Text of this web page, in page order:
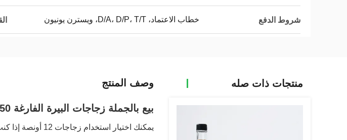
شروط الدفع خطاب الاعتماد، D/A، D/P، T/T، ويسترن يونيون
منتجات ذات صله وصف المنتج
بيع بالجملة زجاجات البيرة الفارغة 250 مل 330 مل 500 مل